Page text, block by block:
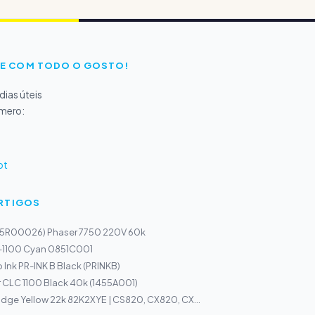
COM TODO O GOSTO!
úteis
Phaser 7750 220V 60k
Cyan 0851C001
PR-INK B Black (PRINKB)
1100 Black 40k (1455A001)
Yellow 22k 82K2XYE | CS820, CX820, CX...